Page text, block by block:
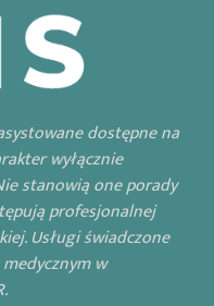
dostępne na
wyłącznie
stanowią one porady
profesjonalnej
Usługi świadczone
w